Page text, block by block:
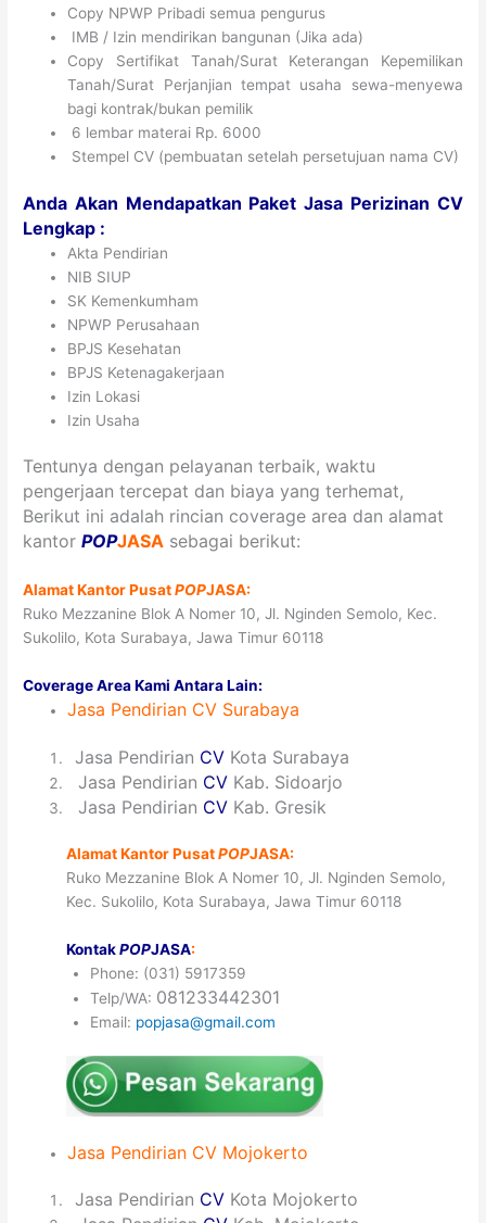
Copy NPWP Pribadi semua pengurus
IMB / Izin mendirikan bangunan (Jika ada)
Copy Sertifikat Tanah/Surat Keterangan Kepemilikan
Tanah/Surat Perjanjian tempat usaha sewa-menyewa
bagi kontrak/bukan pemilik
6 lembar materai Rp. 6000
Stempel CV (pembuatan setelah persetujuan nama CV)
Anda Akan Mendapatkan Paket Jasa Perizinan CV
Lengkap :
Akta Pendirian
NIB SIUP
SK Kemenkumham
NPWP Perusahaan
BPJS Kesehatan
BPJS Ketenagakerjaan
Izin Lokasi
Izin Usaha
Tentunya dengan pelayanan terbaik, waktu
pengerjaan tercepat dan biaya yang terhemat,
Berikut ini adalah rincian coverage area dan alamat
kantorPOPJASA sebagai berikut:
Alamat Kantor PusatPOPJASA:
Ruko Mezzanine Blok A Nomer 10, Jl. Nginden Semolo, Kec.
Sukolilo, Kota Surabaya, Jawa Timur 60118
Coverage Area Kami Antara Lain:
Jasa Pendirian CV Surabaya
1Jasa Pendirian CV Kota Surabaya
2Jasa Pendirian CV Kab. Sidoarjo
3Jasa Pendirian CV Kab. Gresik
Alamat Kantor PusatPOPJASA:
Ruko Mezzanine Blok A Nomer 10, Jl. Nginden Semolo,
Kec. Sukolilo, Kota Surabaya, Jawa Timur 60118
KontakPOPJASA:
Phone: (031) 5917359
Telp/WA: 081233442301
Email: popjasa@gmail.com
Jasa Pendirian CV Mojokerto
1Jasa Pendirian CV Kota Mojokerto